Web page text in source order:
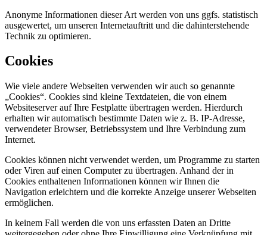
Anonyme Informationen dieser Art werden von uns ggfs. statistisch
ausgewertet, um unseren Internetauftritt und die dahinterstehende
Technik zu optimieren.
Cookies
Wie viele andere Webseiten verwenden wir auch so genannte
„Cookies“. Cookies sind kleine Textdateien, die von einem
Websiteserver auf Ihre Festplatte übertragen werden. Hierdurch
erhalten wir automatisch bestimmte Daten wie z. B. IP-Adresse,
verwendeter Browser, Betriebssystem und Ihre Verbindung zum
Internet.
Cookies können nicht verwendet werden, um Programme zu starten
oder Viren auf einen Computer zu übertragen. Anhand der in
Cookies enthaltenen Informationen können wir Ihnen die
Navigation erleichtern und die korrekte Anzeige unserer Webseiten
ermöglichen.
In keinem Fall werden die von uns erfassten Daten an Dritte